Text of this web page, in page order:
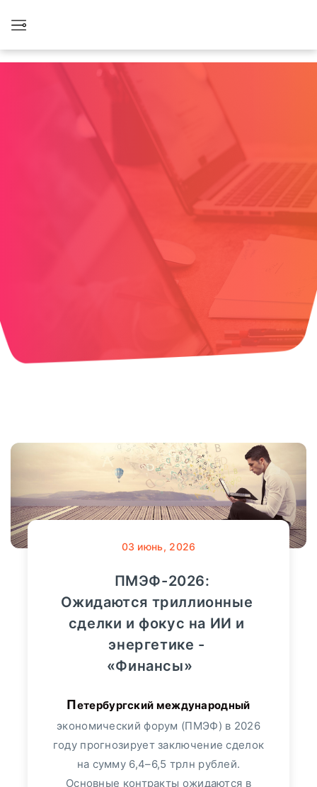
03 июнь, 2026
ПМЭФ-2026:
Ожидаются триллионные
сделки и фокус на ИИ и
энергетике -
«Финансы»
Петербургский международный
экономический форум (ПМЭФ) в 2026
году прогнозирует заключение сделок
на сумму 6,4–6,5 трлн рублей.
Основные контракты ожидаются в